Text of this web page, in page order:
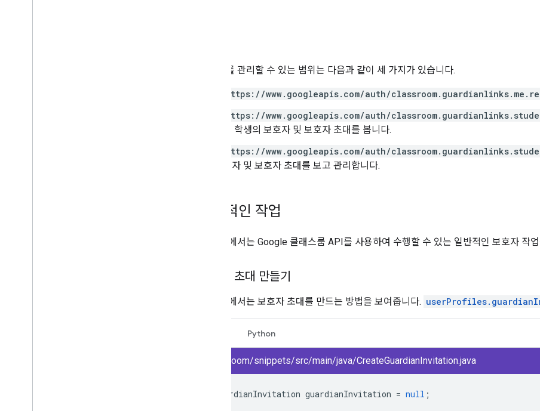
보호자를 관리할 수 있는 범위는 다음과 같이 세 가지가 있습니다.
https://www.googleapis.com/auth/
https://www.googleapis.com/auth/
는 학생의 보호자 및 보호자 초대를 봅니다.
https://www.googleapis.com/auth/
호자 및 보호자 초대를 보고 관리합니다.
대표적인 작업
이 섹션에서는 Google 클래스룸 API를 사용하여 수행할 수 있는 일반적인 보호자 작
보호자 초대 만들기
다음 예에서는 보호자 초대를 만드는 방법을 보여줍니다.
Python
classroom/snippets/src/main/java/CreateGuardianInvitation.java
GuardianInvitation guardianInvitation = null ;